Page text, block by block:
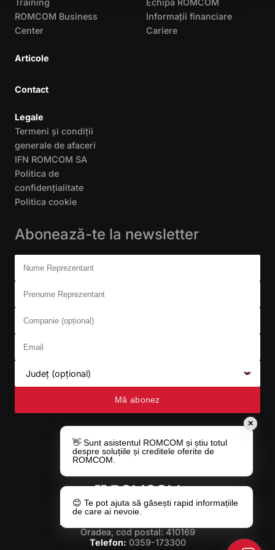
Training
ROMCOM Business
Center
Articole
Echipa ROMCOM
Informații financiare
Cariere
Contact
Legale
Termeni și condiții
generale de afaceri
IFN ROMCOM SA
Politica de
confidențialitate
Politica cookie
Abonează-te la newsletter
Don't fill this out:
Nume Reprezentant
Prenume Reprezentant
Companie (opțional)
Email
Județ (opțional)
Mă abonez
Adresa:
Oradea, cod postal: 410169
Telefon: 0359-173300
✕
👋 Sunt asistentul ROMCOM și știu totul
despre soluțiile și creditele oferite de
ROMCOM.
😊 Te pot ajuta să găsești rapid informațiile
de care ai nevoie.